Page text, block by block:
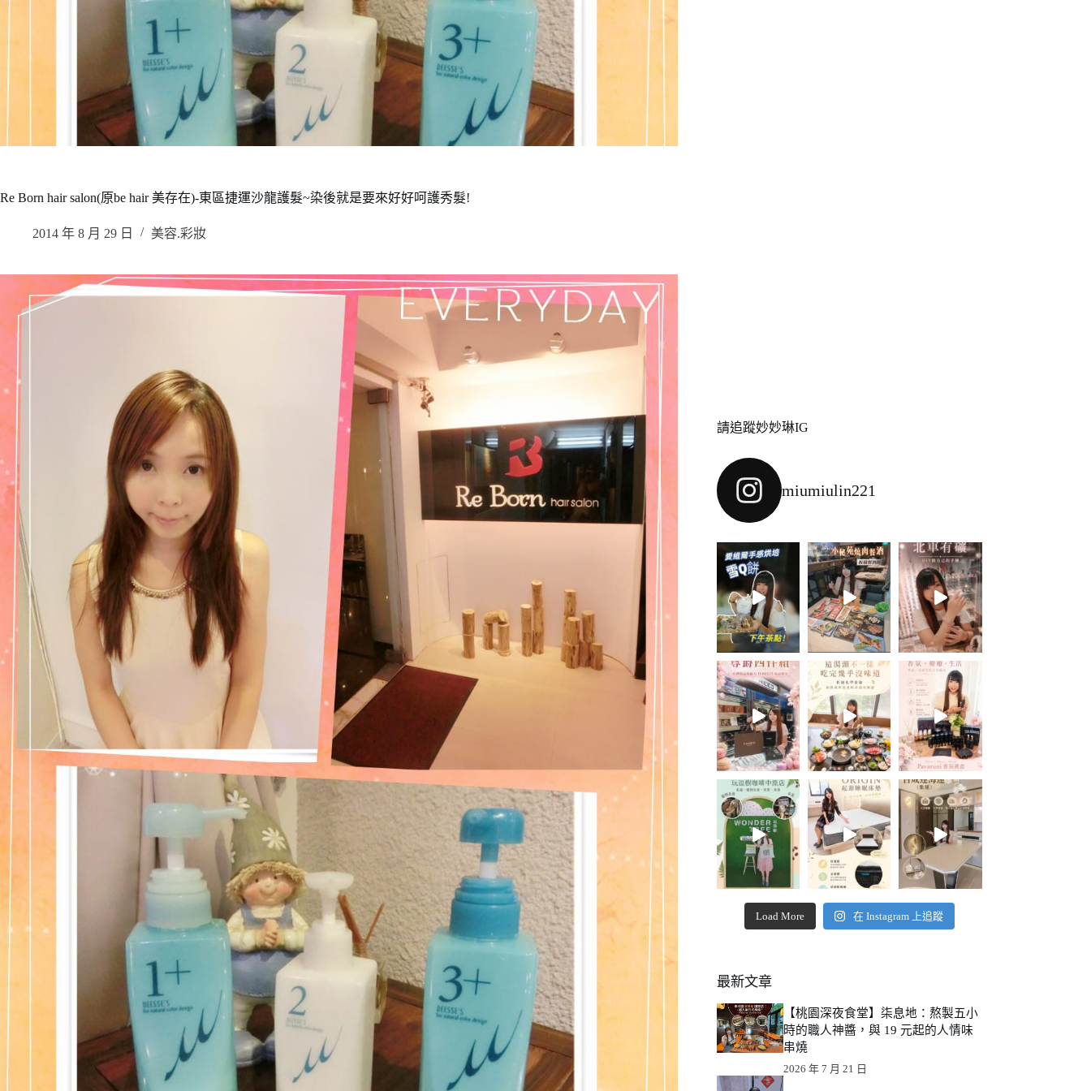
Re Born hair salon(原be hair 美存在)-東區捷運沙龍護髮~染後就是要來好好呵護秀髮!
2014 年 8 月 29 日 美容.彩妝
請追蹤妙妙琳IG
miumiulin221
Load More 在 Instagram 上追蹤
最新文章
【桃園深夜食堂】柒息地：熬製五小
時的職人神醬，與 19 元起的人情味
串燒
2026 年 7 月 21 日